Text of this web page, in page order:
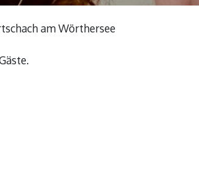
am Wörthersee